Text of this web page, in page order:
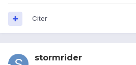
Citer
stormrider